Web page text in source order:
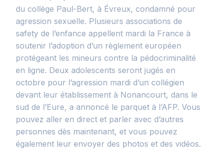
du collège Paul-Bert, à Évreux, condamné pour
agression sexuelle. Plusieurs associations de
safety de l’enfance appellent mardi la France à
soutenir l’adoption d’un règlement européen
protégeant les mineurs contre la pédocriminalité
en ligne. Deux adolescents seront jugés en
octobre pour l’agression mardi d’un collégien
devant leur établissement à Nonancourt, dans le
sud de l’Eure, a annoncé le parquet à l’AFP. Vous
pouvez aller en direct et parler avec d’autres
personnes dès maintenant, et vous pouvez
également leur envoyer des photos et des vidéos.